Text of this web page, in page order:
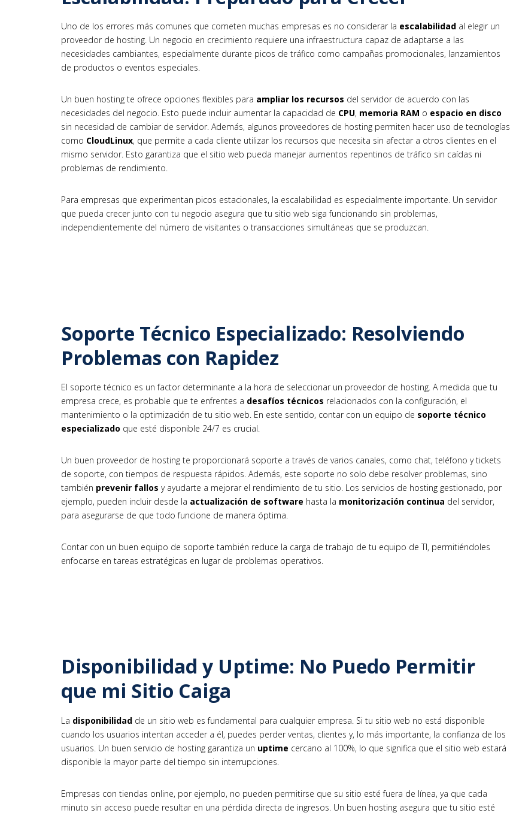
Uno de los errores más comunes que cometen muchas empresas es no considerar la escalabilidad al elegir un
proveedor de hosting. Un negocio en crecimiento requiere una infraestructura capaz de adaptarse a las
necesidades cambiantes, especialmente durante picos de tráfico como campañas promocionales, lanzamientos
de productos o eventos especiales.
Un buen hosting te ofrece opciones flexibles para ampliar los recursos del servidor de acuerdo con las
necesidades del negocio. Esto puede incluir aumentar la capacidad de CPU, memoria RAM o espacio en disco
sin necesidad de cambiar de servidor. Además, algunos proveedores de hosting permiten hacer uso de tecnologías
como CloudLinux, que permite a cada cliente utilizar los recursos que necesita sin afectar a otros clientes en el
mismo servidor. Esto garantiza que el sitio web pueda manejar aumentos repentinos de tráfico sin caídas ni
problemas de rendimiento.
Para empresas que experimentan picos estacionales, la escalabilidad es especialmente importante. Un servidor
que pueda crecer junto con tu negocio asegura que tu sitio web siga funcionando sin problemas,
independientemente del número de visitantes o transacciones simultáneas que se produzcan.
Soporte Técnico Especializado: Resolviendo
Problemas con Rapidez
El soporte técnico es un factor determinante a la hora de seleccionar un proveedor de hosting. A medida que tu
empresa crece, es probable que te enfrentes a desafíos técnicos relacionados con la configuración, el
mantenimiento o la optimización de tu sitio web. En este sentido, contar con un equipo de soporte técnico
especializado que esté disponible 24/7 es crucial.
Un buen proveedor de hosting te proporcionará soporte a través de varios canales, como chat, teléfono y tickets
de soporte, con tiempos de respuesta rápidos. Además, este soporte no solo debe resolver problemas, sino
también prevenir fallos y ayudarte a mejorar el rendimiento de tu sitio. Los servicios de hosting gestionado, por
ejemplo, pueden incluir desde la actualización de software hasta la monitorización continua del servidor,
para asegurarse de que todo funcione de manera óptima.
Contar con un buen equipo de soporte también reduce la carga de trabajo de tu equipo de TI, permitiéndoles
enfocarse en tareas estratégicas en lugar de problemas operativos.
Disponibilidad y Uptime: No Puedo Permitir
que mi Sitio Caiga
La disponibilidad de un sitio web es fundamental para cualquier empresa. Si tu sitio web no está disponible
cuando los usuarios intentan acceder a él, puedes perder ventas, clientes y, lo más importante, la confianza de los
usuarios. Un buen servicio de hosting garantiza un uptime cercano al 100%, lo que significa que el sitio web estará
disponible la mayor parte del tiempo sin interrupciones.
Empresas con tiendas online, por ejemplo, no pueden permitirse que su sitio esté fuera de línea, ya que cada
minuto sin acceso puede resultar en una pérdida directa de ingresos. Un buen hosting asegura que tu sitio esté